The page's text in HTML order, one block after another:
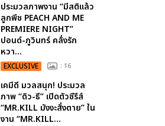
ประมวลภาพงาน “มีสติแล้ว
ลูกพีช PEACH AND ME
PREMIERE NIGHT”
ปอนด์-ภูวินทร์ คลั่งรัก
หวา...
EXCLUSIVE : 16
เคมีดี มวลสนุก! ประมวล
ภาพ “ดิว-ธี” เปิดตัวซีรีส์
“MR.KILL มังงะสั่งตาย” ใน
งาน “MR.KILL...